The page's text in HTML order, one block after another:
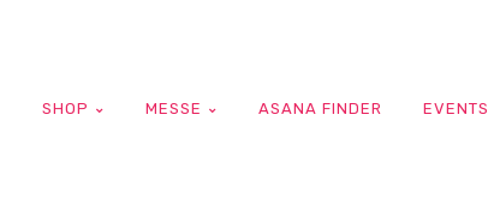
SHOP MESSE ASANA FINDER EVENTS